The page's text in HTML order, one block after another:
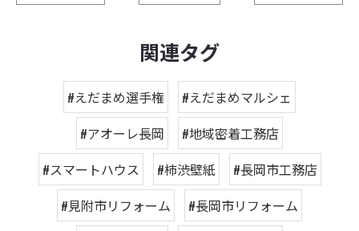
関連タグ
#えだまめ選手権
#えだまめマルシェ
#アオーレ長岡
#地域密着工務店
#スマートハウス
#柿渋壁紙
#長岡市工務店
#見附市リフォーム
#長岡市リフォーム